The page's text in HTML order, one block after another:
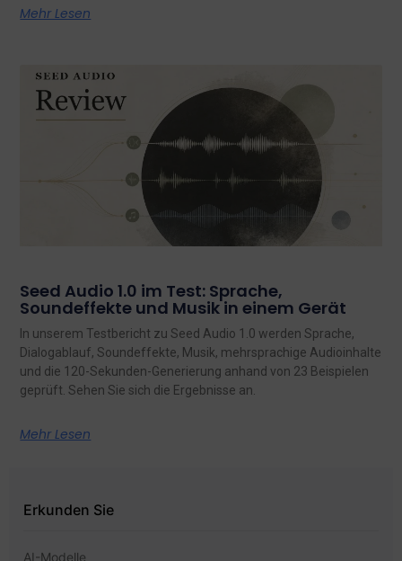
Mehr Lesen
Seed Audio 1.0 im Test: Sprache,
Soundeffekte und Musik in einem Gerät
In unserem Testbericht zu Seed Audio 1.0 werden Sprache,
Dialogablauf, Soundeffekte, Musik, mehrsprachige Audioinhalte
und die 120-Sekunden-Generierung anhand von 23 Beispielen
geprüft. Sehen Sie sich die Ergebnisse an.
Mehr Lesen
Erkunden Sie
AI-Modelle